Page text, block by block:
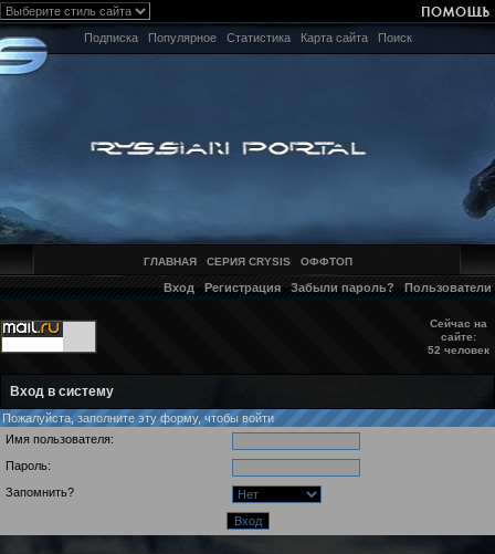
Подписка Популярное Статистика Карта сайта Поиск
ГЛАВНАЯ СЕРИЯ CRYSIS ОФФТОП
Вход Регистрация Забыли пароль? Пользователи
Сейчас на
сайте:
52 человек
Вход в систему
Пожалуйста, заполните эту форму, чтобы войти
Имя пользователя:
Пароль:
Запомнить?